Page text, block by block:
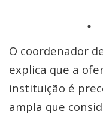
O coordenador
explica que a
instituição é
ampla que